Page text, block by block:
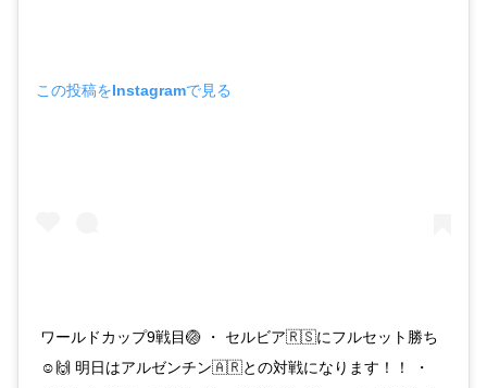
この投稿をInstagramで見る
ワールドカップ9戦目🏐 ・ セルビア🇷🇸にフルセット勝ち
☺️🙌 明日はアルゼンチン🇦🇷との対戦になります！！ ・